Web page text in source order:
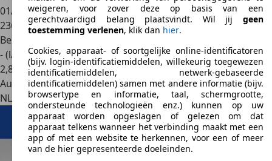
01/2010
236.808 km
Benzine
- (l/100 km)
2,8
Autobedrijf
NL 1333 HDAlmere
weigeren, voor zover deze op basis van een
gerechtvaardigd belang plaatsvindt. Wil jij geen
toestemming verlenen, klik dan hier.
Cookies, apparaat- of soortgelijke online-identificatoren
(bijv. login-identificatiemiddelen, willekeurig toegewezen
identificatiemiddelen, netwerk-gebaseerde
identificatiemiddelen) samen met andere informatie (bijv.
browsertype en informatie, taal, schermgrootte,
ondersteunde technologieën enz.) kunnen op uw
apparaat worden opgeslagen of gelezen om dat
apparaat telkens wanneer het verbinding maakt met een
app of met een website te herkennen, voor een of meer
van de hier gepresenteerde doeleinden.